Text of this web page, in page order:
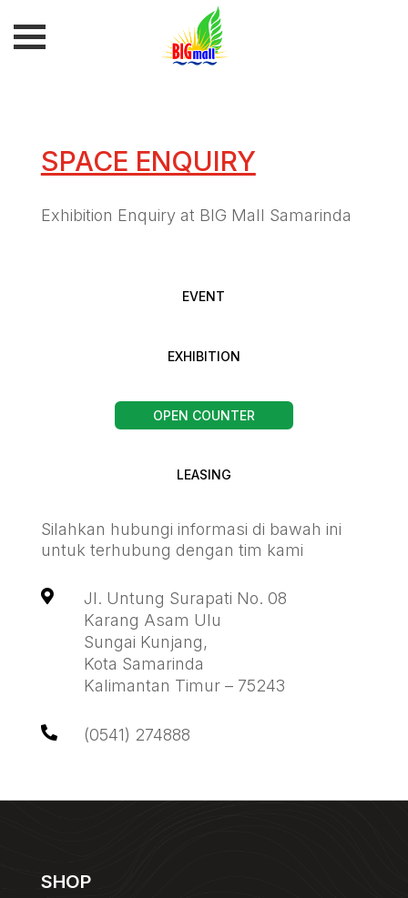
SPACE ENQUIRY
Exhibition Enquiry at BIG Mall Samarinda
EVENT
EXHIBITION
OPEN COUNTER
LEASING
Silahkan hubungi informasi di bawah ini
untuk terhubung dengan tim kami

Jl. Untung Surapati No. 08
Karang Asam Ulu
Sungai Kunjang,
Kota Samarinda
Kalimantan Timur – 75243
 (0541) 274888
SHOP